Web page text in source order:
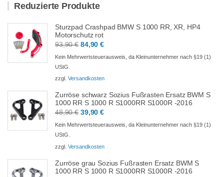
Reduzierte Produkte
Sturzpad Crashpad BMW S 1000 RR, XR, HP4
Motorschutz rot
93,90€ Ursprünglicher
Preis
93,90 €
84,90€Aktueller
Preis
84,90 €.
Kein Mehrwertsteuerausweis, da Kleinunternehmer nach §19 (1)
UStG.
zzgl. Versandkosten
Zurröse schwarz Sozius Fußrasten Ersatz BWM S
1000 RR S 1000 R S1000RR S1000R -2016
48,90€ Ursprünglicher
Preis
48,90 €
39,90€Aktueller
Preis
39,90 €.
Kein Mehrwertsteuerausweis, da Kleinunternehmer nach §19 (1)
UStG.
zzgl. Versandkosten
Zurröse grau Sozius Fußrasten Ersatz BWM S
1000 RR S 1000 R S1000RR S1000R -2016